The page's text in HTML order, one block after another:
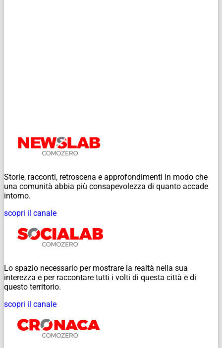
Storie, racconti, retroscena e approfondimenti in modo che
una comunità abbia più consapevolezza di quanto accade
intorno.
scopri il canale
Lo spazio necessario per mostrare la realtà nella sua
interezza e per raccontare tutti i volti di questa città e di
questo territorio.
scopri il canale